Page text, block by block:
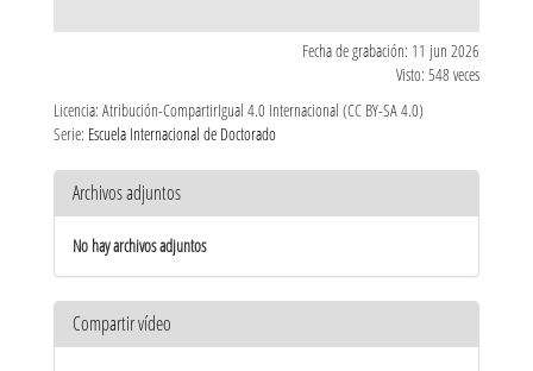
Fecha de grabación: 11 jun 2026
Visto: 548 veces
Licencia: Atribución-CompartirIgual 4.0 Internacional (CC BY-SA 4.0)
Serie: Escuela Internacional de Doctorado
Archivos adjuntos
No hay archivos adjuntos
Compartir vídeo